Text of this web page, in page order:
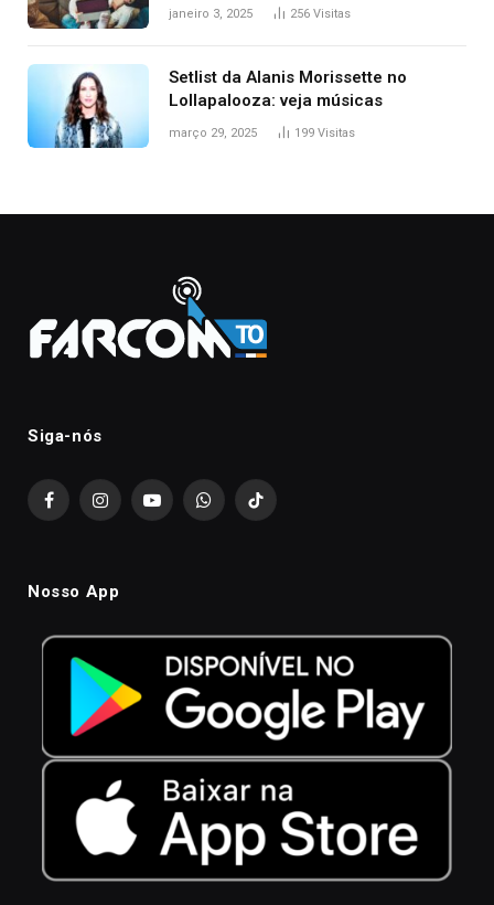
janeiro 3, 2025 256 Visitas
Setlist da Alanis Morissette no
Lollapalooza: veja músicas
março 29, 2025 199 Visitas
Siga-nós
FacebookInstagramYouTubeWhatsAppTikTok
Nosso App